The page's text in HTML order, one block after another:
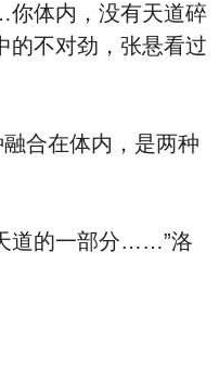
体内，没有天道碎
的不对劲，张悬看过
合在体内，是两种
道的一部分……”洛